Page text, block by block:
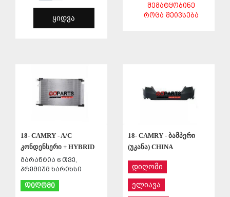
ᲧᲘᲓᲕᲐ
ᲨᲔᲛᲐᲢᲧᲝᲑᲘᲜᲔ
ᲠᲝᲪᲐ ᲨᲔᲘᲕᲡᲔᲑᲐ
18- CAMRY - A/C
კონდენსერი + HYBRID
გარანტია 6 თვე,
პრემიუმ ხარიხსი
დიღომი
18- CAMRY - ბამპერი
(უკანა) CHINA
დიღომი
ელიავა